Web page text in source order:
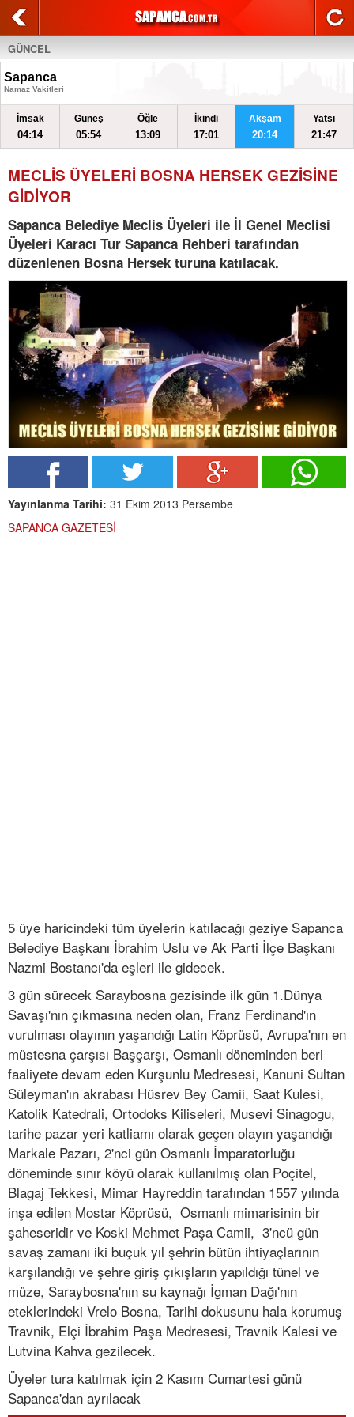
GÜNCEL
Sapanca
Namaz Vakitleri
İmsak
04:14
Güneş
05:54
Öğle
13:09
İkindi
17:01
Akşam
20:14
Yatsı
21:47
MECLİS ÜYELERİ BOSNA HERSEK GEZİSİNE
GİDİYOR
Sapanca Belediye Meclis Üyeleri ile İl Genel Meclisi
Üyeleri Karacı Tur Sapanca Rehberi tarafından
düzenlenen Bosna Hersek turuna katılacak.
Yayınlanma Tarihi: 31 Ekim 2013 Persembe
SAPANCA GAZETESİ
5 üye haricindeki tüm üyelerin katılacağı geziye Sapanca
Belediye Başkanı İbrahim Uslu ve Ak Parti İlçe Başkanı
Nazmi Bostancı'da eşleri ile gidecek.
3 gün sürecek Saraybosna gezisinde ilk gün 1.Dünya
Savaşı'nın çıkmasına neden olan, Franz Ferdinand'ın
vurulması olayının yaşandığı Latin Köprüsü, Avrupa'nın en
müstesna çarşısı Başçarşı, Osmanlı döneminden beri
faaliyete devam eden Kurşunlu Medresesi, Kanuni Sultan
Süleyman'ın akrabası Hüsrev Bey Camii, Saat Kulesi,
Katolik Katedrali, Ortodoks Kiliseleri, Musevi Sinagogu,
tarihe pazar yeri katliamı olarak geçen olayın yaşandığı
Markale Pazarı, 2'nci gün Osmanlı İmparatorluğu
döneminde sınır köyü olarak kullanılmış olan Poçitel,
Blagaj Tekkesi, Mimar Hayreddin tarafından 1557 yılında
inşa edilen Mostar Köprüsü, Osmanlı mimarisinin bir
şaheseridir ve Koski Mehmet Paşa Camii, 3'ncü gün
savaş zamanı iki buçuk yıl şehrin bütün ihtiyaçlarının
karşılandığı ve şehre giriş çıkışların yapıldığı tünel ve
müze, Saraybosna'nın su kaynağı İgman Dağı'nın
eteklerindeki Vrelo Bosna, Tarihi dokusunu hala korumuş
Travnik, Elçi İbrahim Paşa Medresesi, Travnik Kalesi ve
Lutvina Kahva gezilecek.
Üyeler tura katılmak için 2 Kasım Cumartesi günü
Sapanca'dan ayrılacak